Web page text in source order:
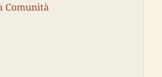
Comunità